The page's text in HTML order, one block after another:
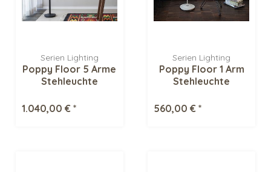
Serien Lighting
Poppy Floor 5 Arme
Stehleuchte
1.040,00 € *
Serien Lighting
Poppy Floor 1 Arm
Stehleuchte
560,00 € *